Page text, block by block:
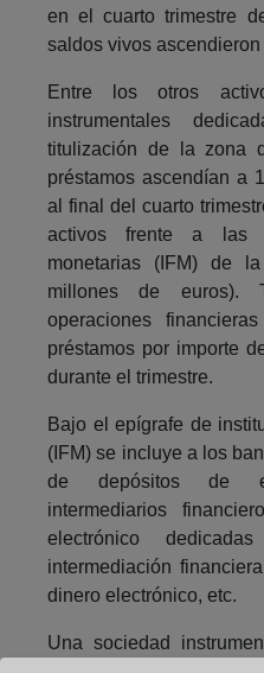
en el cuarto trimestre
saldos vivos
Entre los otros
instrumentales
titulización de la zona
préstamos ascendían a
al final del cuarto
activos frente a las
monetarias (IFM) de
millones de euros).
operaciones
préstamos por importe
durante el trimestre.
Bajo el epígrafe de
(IFM) se incluye a los
de depósitos de
intermediarios
electrónico
intermediación
dinero electrónico, etc.
Una sociedad